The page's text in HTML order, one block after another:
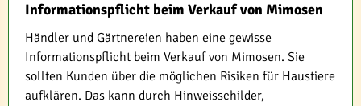
Informationspflicht beim Verkauf von Mimosen
Händler und Gärtnereien haben eine gewisse
Informationspflicht beim Verkauf von Mimosen. Sie
sollten Kunden über die möglichen Risiken für Haustiere
aufklären. Das kann durch Hinweisschilder,